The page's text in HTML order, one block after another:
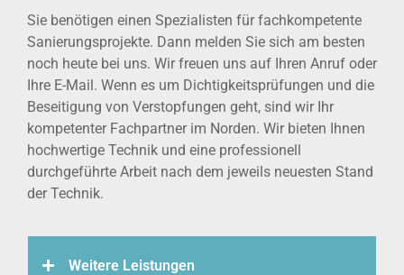
Sie benötigen einen Spezialisten für fachkompetente
Sanierungsprojekte. Dann melden Sie sich am besten
noch heute bei uns. Wir freuen uns auf Ihren Anruf oder
Ihre E-Mail. Wenn es um Dichtigkeitsprüfungen und die
Beseitigung von Verstopfungen geht, sind wir Ihr
kompetenter Fachpartner im Norden. Wir bieten Ihnen
hochwertige Technik und eine professionell
durchgeführte Arbeit nach dem jeweils neuesten Stand
der Technik.
Weitere Leistungen